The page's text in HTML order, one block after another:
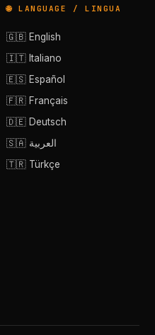
🌐 LANGUAGE / LINGUA
🇬🇧 English
🇮🇹 Italiano
🇪🇸 Español
🇫🇷 Français
🇩🇪 Deutsch
🇸🇦 العربية
🇹🇷 Türkçe